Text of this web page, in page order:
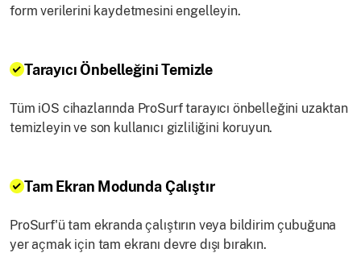
form verilerini kaydetmesini engelleyin.
Tarayıcı Önbelleğini Temizle
Tüm iOS cihazlarında ProSurf tarayıcı önbelleğini uzaktan
temizleyin ve son kullanıcı gizliliğini koruyun.
Tam Ekran Modunda Çalıştır
ProSurf'ü tam ekranda çalıştırın veya bildirim çubuğuna
yer açmak için tam ekranı devre dışı bırakın.